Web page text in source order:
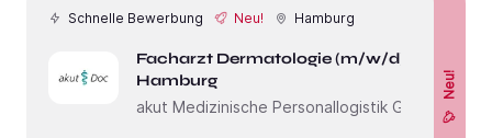
Schnelle Bewerbung Neu! Hamburg
Facharzt Dermatologie (m/w/d) in
Hamburg
akut Medizinische Personallogistik GmbH
Neu!